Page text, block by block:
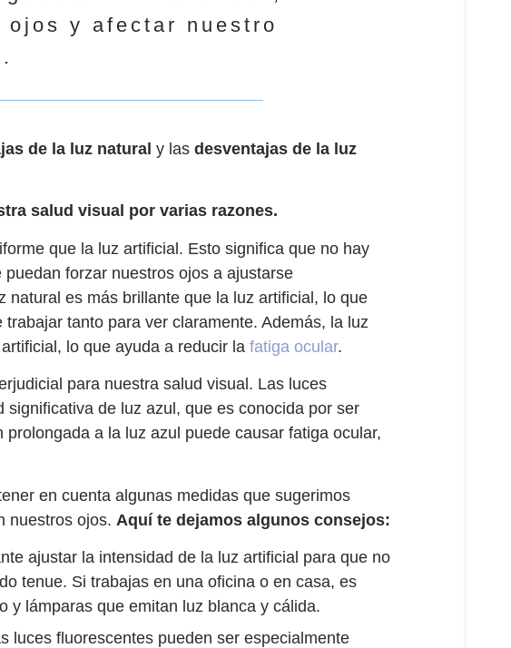
y afectar nuestro
de la luz natural y las desventajas de la luz
salud visual por varias razones.
que la luz artificial. Esto significa que no hay
forzar nuestros ojos a ajustarse
natural es más brillante que la luz artificial, lo que
tanto para ver claramente. Además, la luz
lo que ayuda a reducir la fatiga ocular.
para nuestra salud visual. Las luces
de luz azul, que es conocida por ser
a la luz azul puede causar fatiga ocular,
en cuenta algunas medidas que sugerimos
nuestros ojos. Aquí te dejamos algunos consejos:
ajustar la intensidad de la luz artificial para que no
tenue. Si trabajas en una oficina o en casa, es
y lámparas que emitan luz blanca y cálida.
luces fluorescentes pueden ser especialmente